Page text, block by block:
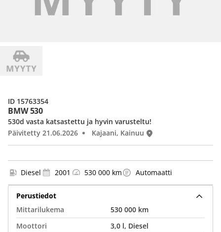
BMW 530
530d vasta katsastettu ja hyvin varusteltu!
Päivitetty 21.06.2026
Kajaani, Kainuu
ID 15763354
Diesel 2001 530 000 km Automaatti
Perustiedot
Mittarilukema
530 000 km
Moottori
3,0 l, Diesel